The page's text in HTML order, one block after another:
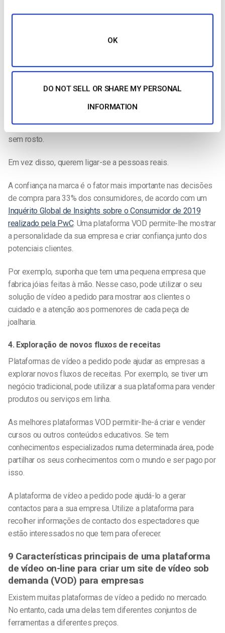
OK
DO NOT SELL OR SHARE MY PERSONAL
INFORMATION
plataforma, pode manter os espectadores no seu sítio
personalidade da sua empresa. Afinal de contas, a história de
uma empresa é uma das mais poderosas ferramentas de
consumidores não querem fazer negócios com empresas
sem rosto.
Em vez disso, querem ligar-se a pessoas reais.
A confiança na marca é o fator mais importante nas decisões
de compra para 33% dos consumidores, de acordo com um
Inquérito Global de Insights sobre o Consumidor de 2019
realizado pela PwC. Uma plataforma VOD permite-lhe mostrar
a personalidade da sua empresa e criar confiança junto dos
potenciais clientes.
Por exemplo, suponha que tem uma pequena empresa que
fabrica jóias feitas à mão. Nesse caso, pode utilizar o seu
solução de vídeo a pedido para mostrar aos clientes o
cuidado e a atenção aos pormenores de cada peça de
joalharia.
4. Exploração de novos fluxos de receitas
Plataformas de vídeo a pedido pode ajudar as empresas a
explorar novos fluxos de receitas. Por exemplo, se tiver um
negócio tradicional, pode utilizar a sua plataforma para vender
produtos ou serviços em linha.
Asmelhores plataformas VOD permitir-lhe-á criar e vender
cursos ou outros conteúdos educativos. Se tem
conhecimentos especializados numa determinada área, pode
partilhar os seus conhecimentos com o mundo e ser pago por
isso.
Aplataforma de vídeo a pedido pode ajudá-lo a gerar
contactos para a sua empresa. Utilize a plataforma para
recolher informações de contacto dos espectadores que
estão interessados no que tem para oferecer.
9 Características principais de uma plataforma
de vídeo on-line para criar um site de vídeo sob
demanda (VOD) para empresas
Existem muitasplataformas de vídeo a pedido no mercado.
No entanto,cada uma delas tem diferentes conjuntos de
ferramentas a diferentes preços.